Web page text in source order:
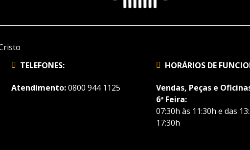
TELEFONES:
Atendimento:0800 944 1125
HORÁRIOS DE
Vendas, Peças e
6ª Feira:
07:30h às 11:30h e das
17:30h